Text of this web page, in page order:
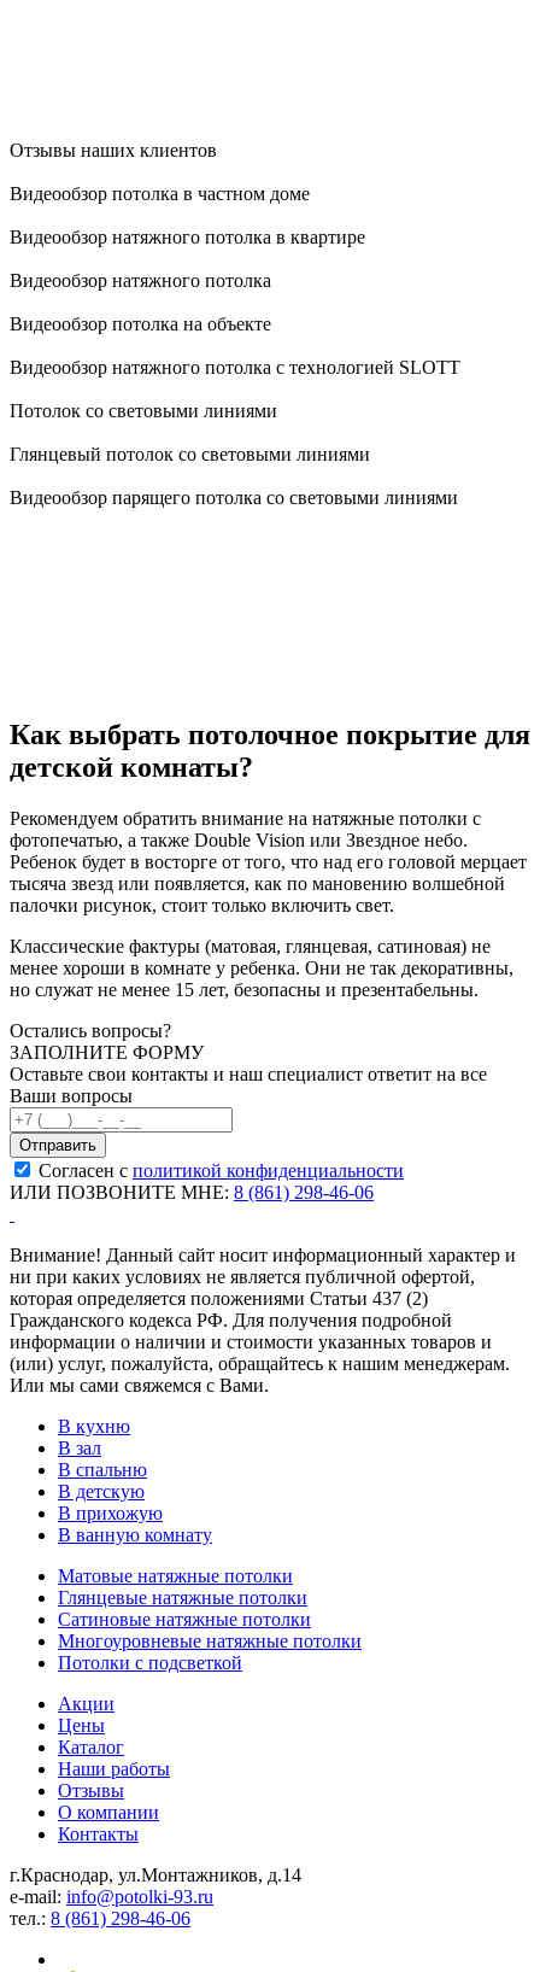
Отзывы наших клиентов
Видеообзор потолка в частном доме
Видеообзор натяжного потолка в квартире
Видеообзор натяжного потолка
Видеообзор потолка на объекте
Видеообзор натяжного потолка с технологией SLOTT
Потолок со световыми линиями
Глянцевый потолок со световыми линиями
Видеообзор парящего потолка со световыми линиями
Как выбрать потолочное покрытие для
детской комнаты?
Рекомендуем обратить внимание на натяжные потолки с
фотопечатью, а также Double Vision или Звездное небо.
Ребенок будет в восторге от того, что над его головой мерцает
тысяча звезд или появляется, как по мановению волшебной
палочки рисунок, стоит только включить свет.
Классические фактуры (матовая, глянцевая, сатиновая) не
менее хороши в комнате у ребенка. Они не так декоративны,
но служат не менее 15 лет, безопасны и презентабельны.
Остались вопросы?
ЗАПОЛНИТЕ ФОРМУ
Оставьте свои контакты и наш специалист ответит на все
Ваши вопросы
Согласен с политикой конфиденциальности
ИЛИ ПОЗВОНИТЕ МНЕ: 8 (861) 298-46-06
Внимание! Данный сайт носит информационный характер и
ни при каких условиях не является публичной офертой,
которая определяется положениями Статьи 437 (2)
Гражданского кодекса РФ. Для получения подробной
информации о наличии и стоимости указанных товаров и
(или) услуг, пожалуйста, обращайтесь к нашим менеджерам.
Или мы сами свяжемся с Вами.
В кухню
В зал
В спальню
В детскую
В прихожую
В ванную комнату
Матовые натяжные потолки
Глянцевые натяжные потолки
Сатиновые натяжные потолки
Многоуровневые натяжные потолки
Потолки с подсветкой
Акции
Цены
Каталог
Наши работы
Отзывы
О компании
Контакты
г.Краснодар, ул.Монтажников, д.14
e-mail: info@potolki-93.ru
тел.: 8 (861) 298-46-06